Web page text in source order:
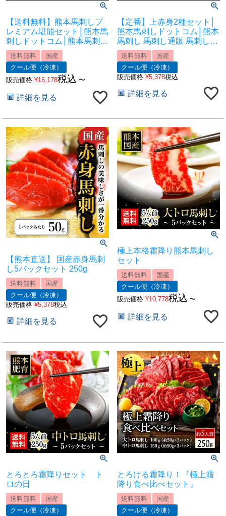
【送料無料】熊本馬刺しプ
レミアム堪能セット│熊本馬
刺しドットコム│熊本馬刺し
馬刺し通販 馬刺し専門店 馬
刺しお取り寄せ 利他フーズ
送料無料
国産
クール便（冷凍）
販売価格 ¥16,178税込 〜
詳細を見る
【定番】上赤身2種セット│
熊本馬刺しドットコム│熊本
馬刺し 馬刺し通販 馬刺し専
門店 馬刺しお取り寄せ 利他
フーズ
送料無料
国産
クール便（冷凍）
販売価格 ¥5,378税込
詳細を見る
【熊本直送】 国産赤身馬刺
し5パックセット 250g
送料無料
国産
クール便（冷凍）
販売価格 ¥5,378税込
詳細を見る
極上本格霜降り熊本馬刺し
セット
送料無料
国産
クール便（冷凍）
販売価格 ¥10,778税込 〜
詳細を見る
とろとろ霜降りセット ト
ロの日
送料無料
国産
クール便（冷凍）
とろける霜降り！『極上霜
降り食べ比べセット』
送料無料
国産
クール便（冷凍）